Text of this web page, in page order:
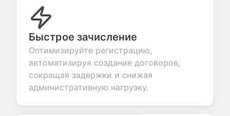
Быстрое зачисление
Оптимизируйте регистрацию,
автоматизируя создание договоров,
сокращая задержки и снижая
административную нагрузку.